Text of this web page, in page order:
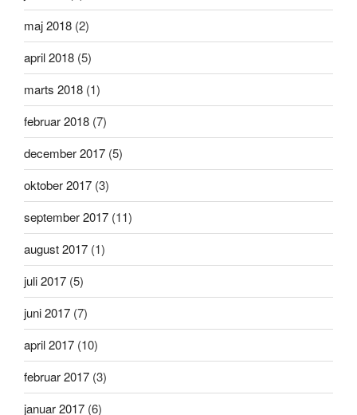
maj 2018 (2)
april 2018 (5)
marts 2018 (1)
februar 2018 (7)
december 2017 (5)
oktober 2017 (3)
september 2017 (11)
august 2017 (1)
juli 2017 (5)
juni 2017 (7)
april 2017 (10)
februar 2017 (3)
januar 2017 (6)